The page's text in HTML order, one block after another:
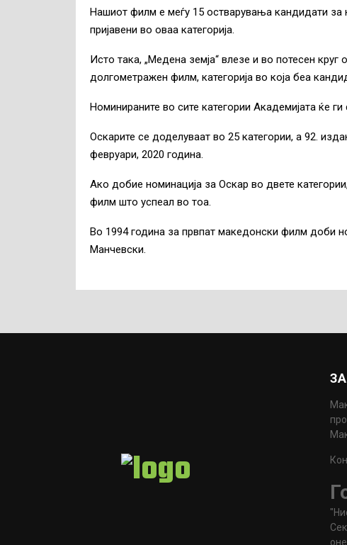
Нашиот филм е меѓу 15 остварувања кандидати
пријавени во оваа категорија.
Исто така, „Медена земја“ влезе и во потесен
долгометражен филм, категорија во која беа
Номинираните во сите категории Академијата ќе
Оскарите се доделуваат во 25 категории, а 92.
февруари, 2020 година.
Ако добие номинација за Оскар во двете
филм што успеал во тоа.
Во 1994 година за првпат македонски филм доби
Манчевски.